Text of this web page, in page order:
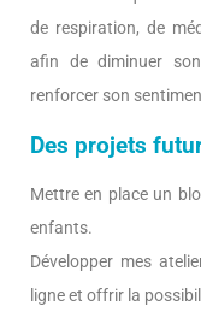
de respiration, de
afin de diminuer
renforcer son
Des projets
Mettre en place un
enfants.
Développer mes
ligne et offrir la